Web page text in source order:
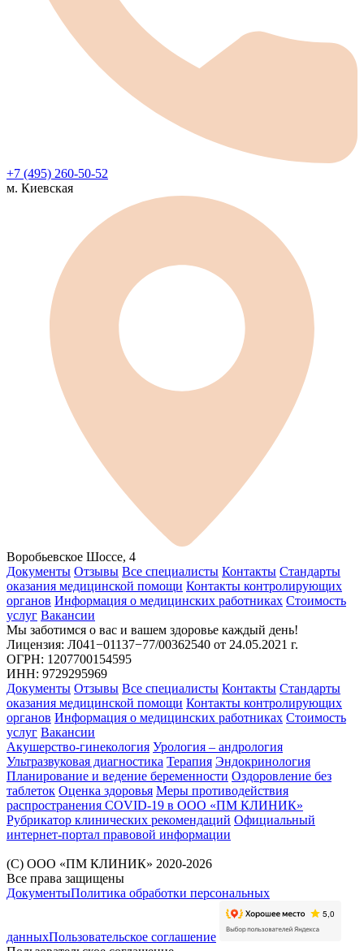
+7 (495) 260-50-52
м. Киевская
Воробьевское Шоссе, 4
Документы Отзывы Все специалисты Контакты Стандарты
оказания медицинской помощи Контакты контролирующих
органов Информация о медицинских работниках Стоимость
услуг Вакансии
Мы заботимся о вас и вашем здоровье каждый день!
Лицензия: Л041−01137−77/00362540 от 24.05.2021 г.
ОГРН: 1207700154595
ИНН: 9729295969
Документы Отзывы Все специалисты Контакты Стандарты
оказания медицинской помощи Контакты контролирующих
органов Информация о медицинских работниках Стоимость
услуг Вакансии
Акушерство-гинекология Урология – андрология
Ультразвуковая диагностика Терапия Эндокринология
Планирование и ведение беременности Оздоровление без
таблеток Оценка здоровья Меры противодействия
распространения COVID-19 в ООО «ПМ КЛИНИК»
Рубрикатор клинических рекомендаций Официальный
интернет-портал правовой информации
(С) ООО «ПМ КЛИНИК» 2020-2026
Все права защищены
ДокументыПолитика обработки персональных
данныхПользовательское соглашение